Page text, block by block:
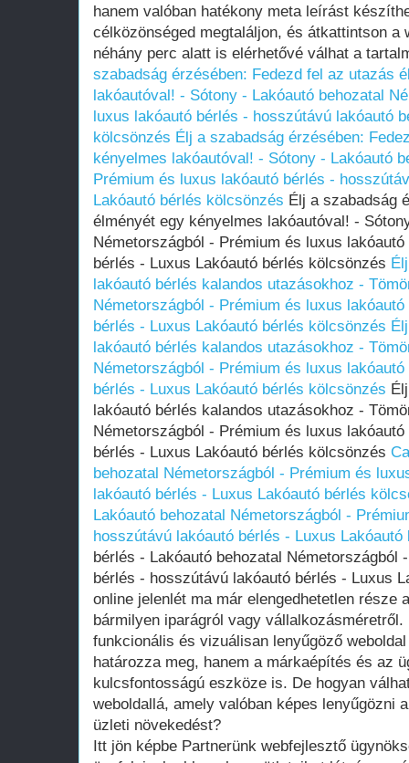
hanem valóban hatékony meta leírást
célközönséged megtaláljon, és átkattintson a
néhány perc alatt is elérhetővé válhat a
szabadság érzésében: Fedezd fel az utazás
lakóautóval! - Sótony - Lakóautó behozatal
luxus lakóautó bérlés - hosszútávú lakóautó
kölcsönzés Élj a szabadság érzésében:
kényelmes lakóautóval! - Sótony - Lakóautó
Prémium és luxus lakóautó bérlés -
Lakóautó bérlés kölcsönzés Élj a szabadság
élményét egy kényelmes lakóautóval! -
Németországból - Prémium és luxus
bérlés - Luxus Lakóautó bérlés kölcsönzés
lakóautó bérlés kalandos utazásokhoz -
Németországból - Prémium és luxus
bérlés - Luxus Lakóautó bérlés kölcsönzés
lakóautó bérlés kalandos utazásokhoz -
Németországból - Prémium és luxus
bérlés - Luxus Lakóautó bérlés kölcsönzés
lakóautó bérlés kalandos utazásokhoz -
Németországból - Prémium és luxus
bérlés - Luxus Lakóautó bérlés kölcsönzés
behozatal Németországból - Prémium és
lakóautó bérlés - Luxus Lakóautó bérlés
Lakóautó behozatal Németországból -
hosszútávú lakóautó bérlés - Luxus
bérlés - Lakóautó behozatal Németországból
bérlés - hosszútávú lakóautó bérlés - Luxus
online jelenlét ma már elengedhetetlen része
bármilyen iparágról vagy
funkcionális és vizuálisan lenyűgöző
határozza meg, hanem a márkaépítés és az
kulcsfontosságú eszköze is. De hogyan
weboldallá, amely valóban képes lenyűgözni
üzleti növekedést?
Itt jön képbe Partnerünk webfejlesztő